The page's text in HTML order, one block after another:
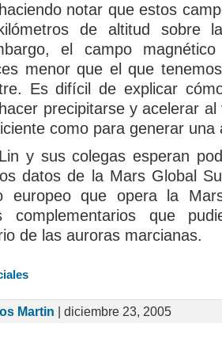
notar que estos
de altitud sobre
el campo
menor que el que
Es difícil de explicar
precipitarse y acelerar
como para generar
y sus colegas esperan
datos de la Mars Global
europeo que opera la
complementarios que
de las auroras marcianas.
Martin | diciembre 23, 2005